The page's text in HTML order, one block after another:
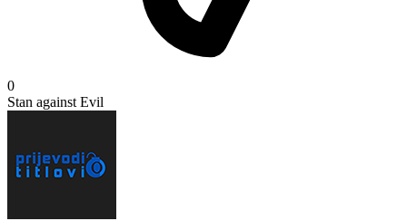
0
Stan against Evil